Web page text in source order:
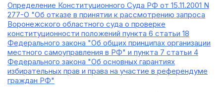
Определение Конституционного Суда РФ от 15.11.2001 N
277-О "Об отказе в принятии к рассмотрению запроса
Воронежского областного суда о проверке
конституционности положений пункта 6 статьи 18
Федерального закона "Об общих принципах организации
местного самоуправления в РФ" и пункта 7 статьи 4
Федерального закона "Об основных гарантиях
избирательных прав и права на участие в референдуме
граждан РФ"